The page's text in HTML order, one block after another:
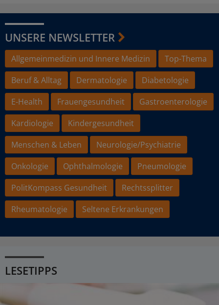
UNSERE NEWSLETTER
Allgemeinmedizin und Innere Medizin
Top-Thema
Beruf & Alltag
Dermatologie
Diabetologie
E-Health
Frauengesundheit
Gastroenterologie
Kardiologie
Kindergesundheit
Menschen & Leben
Neurologie/Psychiatrie
Onkologie
Ophthalmologie
Pneumologie
PolitKompass Gesundheit
Rechtssplitter
Rheumatologie
Seltene Erkrankungen
LESETIPPS